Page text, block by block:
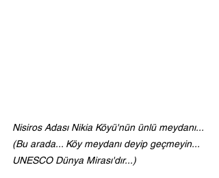
Nisiros Adası Nikia Köyü'nün ünlü meydanı...
(Bu arada... Köy meydanı deyip geçmeyin...
UNESCO Dünya Mirası'dır...)